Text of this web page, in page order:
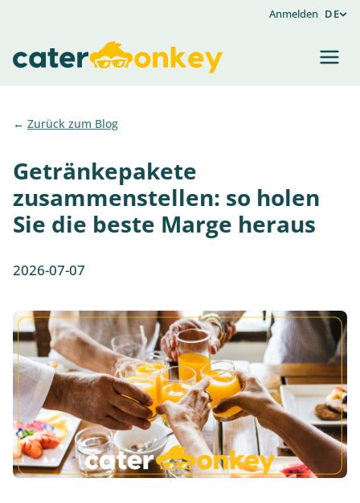
Anmelden DE
Zurück zum Blog
Getränkepakete
zusammenstellen: so holen
Sie die beste Marge heraus
2026-07-07